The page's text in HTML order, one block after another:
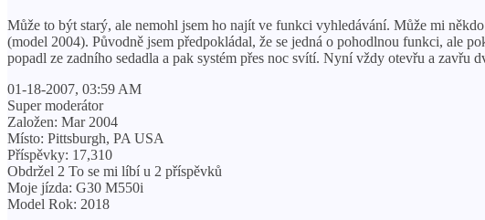
Může to být starý, ale nemohl jsem ho najít ve funkci vyhledávání. Může mi
(model 2004). Původně jsem předpokládal, že se jedná o pohodlnou funkci, ale
popadl ze zadního sedadla a pak systém přes noc svítí. Nyní vždy otevřu a
01-18-2007, 03:59 AM
Super moderátor
Založen: Mar 2004
Místo: Pittsburgh, PA USA
Příspěvky: 17,310
Obdržel 2 To se mi líbí u 2 příspěvků
Moje jízda: G30 M550i
Model Rok: 2018